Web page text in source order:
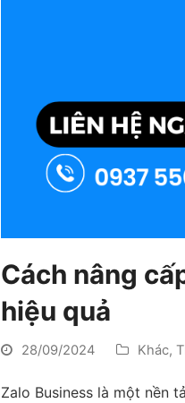
Cách nâng
hiệu quả
28/09/2024 Khác,
Zalo Business là một nền